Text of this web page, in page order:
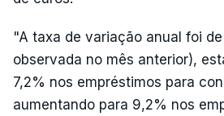
"A taxa de variação anual foi
observada no mês anterior),
7,2% nos empréstimos para
aumentando para 9,2% nos